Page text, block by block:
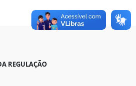
REGULAÇÃO